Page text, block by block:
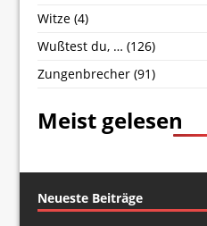
Witze (4)
Wußtest du, … (126)
Zungenbrecher (91)
Meist gelesen
Neueste Beiträge